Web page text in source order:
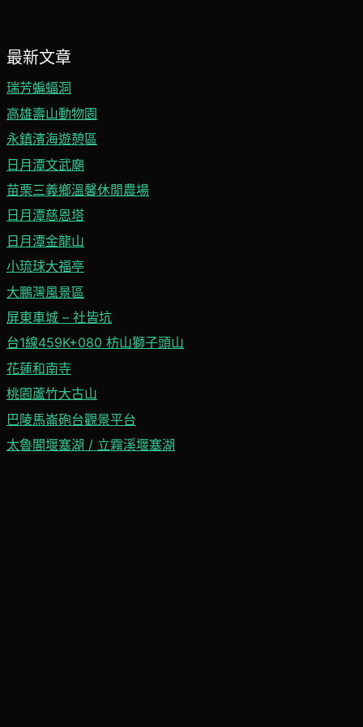
最新文章
瑞芳蝙蝠洞
高雄壽山動物園
永鎮濱海遊憩區
日月潭文武廟
苗栗三義鄉溫馨休閒農場
日月潭慈恩塔
日月潭金龍山
小琉球大福亭
大鵬灣風景區
屏東車城 – 社皆坑
台1線459K+080 枋山獅子頭山
花蓮和南寺
桃園蘆竹大古山
巴陵馬崙砲台觀景平台
太魯閣堰塞湖 / 立霧溪堰塞湖